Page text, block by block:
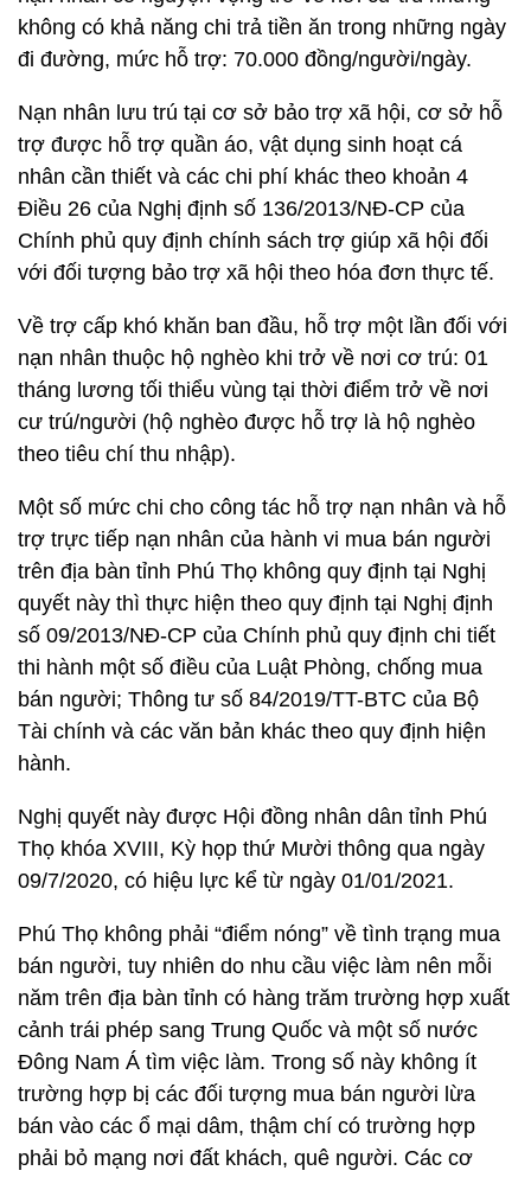
không có khả năng chi trả tiền ăn trong những ngày
đi đường, mức hỗ trợ: 70.000 đồng/người/ngày.
Nạn nhân lưu trú tại cơ sở bảo trợ xã hội, cơ sở hỗ
trợ được hỗ trợ quần áo, vật dụng sinh hoạt cá
nhân cần thiết và các chi phí khác theo khoản 4
Điều 26 của Nghị định số 136/2013/NĐ-CP của
Chính phủ quy định chính sách trợ giúp xã hội đối
với đối tượng bảo trợ xã hội theo hóa đơn thực tế.
Về trợ cấp khó khăn ban đầu, hỗ trợ một lần đối với
nạn nhân thuộc hộ nghèo khi trở về nơi cơ trú: 01
tháng lương tối thiểu vùng tại thời điểm trở về nơi
cư trú/người (hộ nghèo được hỗ trợ là hộ nghèo
theo tiêu chí thu nhập).
Một số mức chi cho công tác hỗ trợ nạn nhân và hỗ
trợ trực tiếp nạn nhân của hành vi mua bán người
trên địa bàn tỉnh Phú Thọ không quy định tại Nghị
quyết này thì thực hiện theo quy định tại Nghị định
số 09/2013/NĐ-CP của Chính phủ quy định chi tiết
thi hành một số điều của Luật Phòng, chống mua
bán người; Thông tư số 84/2019/TT-BTC của Bộ
Tài chính và các văn bản khác theo quy định hiện
hành.
Nghị quyết này được Hội đồng nhân dân tỉnh Phú
Thọ khóa XVIII, Kỳ họp thứ Mười thông qua ngày
09/7/2020, có hiệu lực kể từ ngày 01/01/2021.
Phú Thọ không phải “điểm nóng” về tình trạng mua
bán người, tuy nhiên do nhu cầu việc làm nên mỗi
năm trên địa bàn tỉnh có hàng trăm trường hợp xuất
cảnh trái phép sang Trung Quốc và một số nước
Đông Nam Á tìm việc làm. Trong số này không ít
trường hợp bị các đối tượng mua bán người lừa
bán vào các ổ mại dâm, thậm chí có trường hợp
phải bỏ mạng nơi đất khách, quê người. Các cơ